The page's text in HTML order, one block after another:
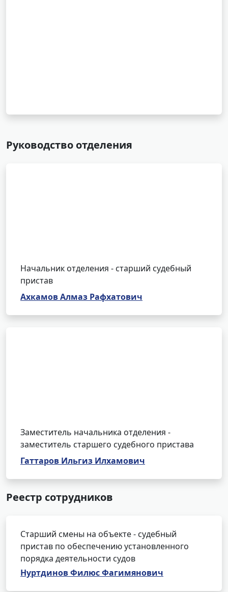
Руководство отделения
Начальник отделения - старший судебный
пристав
Ахкамов Алмаз Рафхатович
Заместитель начальника отделения -
заместитель старшего судебного пристава
Гаттаров Ильгиз Илхамович
Реестр сотрудников
Старший смены на объекте - судебный
пристав по обеспечению установленного
порядка деятельности судов
Нуртдинов Филюс Фагимянович